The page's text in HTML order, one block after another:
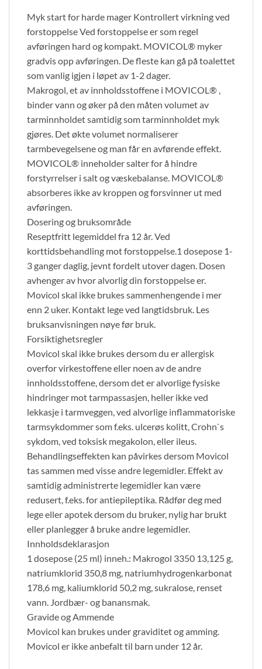
Myk start for harde mager Kontrollert virkning ved
forstoppelse Ved forstoppelse er som regel
avføringen hard og kompakt. MOVICOL® myker
gradvis opp avføringen. De fleste kan gå på toalettet
som vanlig igjen i løpet av 1-2 dager.
Makrogol, et av innholdsstoffene i MOVICOL® ,
binder vann og øker på den måten volumet av
tarminnholdet samtidig som tarminnholdet myk
gjøres. Det økte volumet normaliserer
tarmbevegelsene og man får en avførende effekt.
MOVICOL® inneholder salter for å hindre
forstyrrelser i salt og væskebalanse. MOVICOL®
absorberes ikke av kroppen og forsvinner ut med
avføringen.
Dosering og bruksområde
Reseptfritt legemiddel fra 12 år. Ved
korttidsbehandling mot forstoppelse.1 dosepose 1-
3 ganger daglig, jevnt fordelt utover dagen. Dosen
avhenger av hvor alvorlig din forstoppelse er.
Movicol skal ikke brukes sammenhengende i mer
enn 2 uker. Kontakt lege ved langtidsbruk. Les
bruksanvisningen nøye før bruk.
Forsiktighetsregler
Movicol skal ikke brukes dersom du er allergisk
overfor virkestoffene eller noen av de andre
innholdsstoffene, dersom det er alvorlige fysiske
hindringer mot tarmpassasjen, heller ikke ved
lekkasje i tarmveggen, ved alvorlige inflammatoriske
tarmsykdommer som f.eks. ulcerøs kolitt, Crohn`s
sykdom, ved toksisk megakolon, eller ileus.
Behandlingseffekten kan påvirkes dersom Movicol
tas sammen med visse andre legemidler. Effekt av
samtidig administrerte legemidler kan være
redusert, f.eks. for antiepileptika. Rådfør deg med
lege eller apotek dersom du bruker, nylig har brukt
eller planlegger å bruke andre legemidler.
Innholdsdeklarasjon
1 dosepose (25 ml) inneh.: Makrogol 3350 13,125 g,
natriumklorid 350,8 mg, natriumhydrogenkarbonat
178,6 mg, kaliumklorid 50,2 mg, sukralose, renset
vann. Jordbær- og banansmak.
Gravide og Ammende
Movicol kan brukes under graviditet og amming.
Movicol er ikke anbefalt til barn under 12 år.